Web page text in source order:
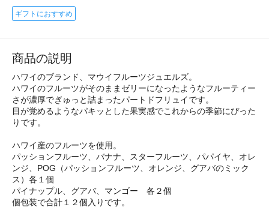
ギフトにおすすめ
商品の説明
ハワイのブランド、マウイフルーツジュエルズ。
ハワイのフルーツがそのままゼリーになったようなフルーティー
さが濃厚でぎゅっと詰まったパートドフリュイです。
目が覚めるようなパキッとした果実感でこれからの季節にぴった
りです。
ハワイ産のフルーツを使用。
パッションフルーツ、バナナ、スターフルーツ、パパイヤ、オレ
ンジ、POG（パッションフルーツ、オレンジ、グアバのミック
ス）各１個
パイナップル、グアバ、マンゴー 各２個
個包装で合計１２個入りです。